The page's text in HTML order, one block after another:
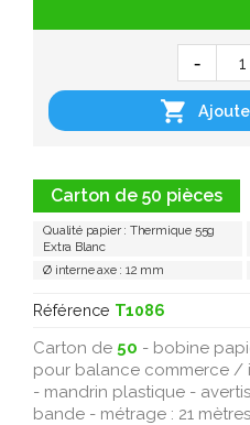
Carton de 50 pièces
Qualité papier : Thermique 55g
Extra Blanc
Ø interne axe : 12 mm
Référence T1086
Carton de 50 - bobine
pour balance commerce /
- mandrin plastique -
bande - métrage : 21
